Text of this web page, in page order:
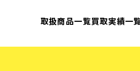
取扱商品一覧買取実績一